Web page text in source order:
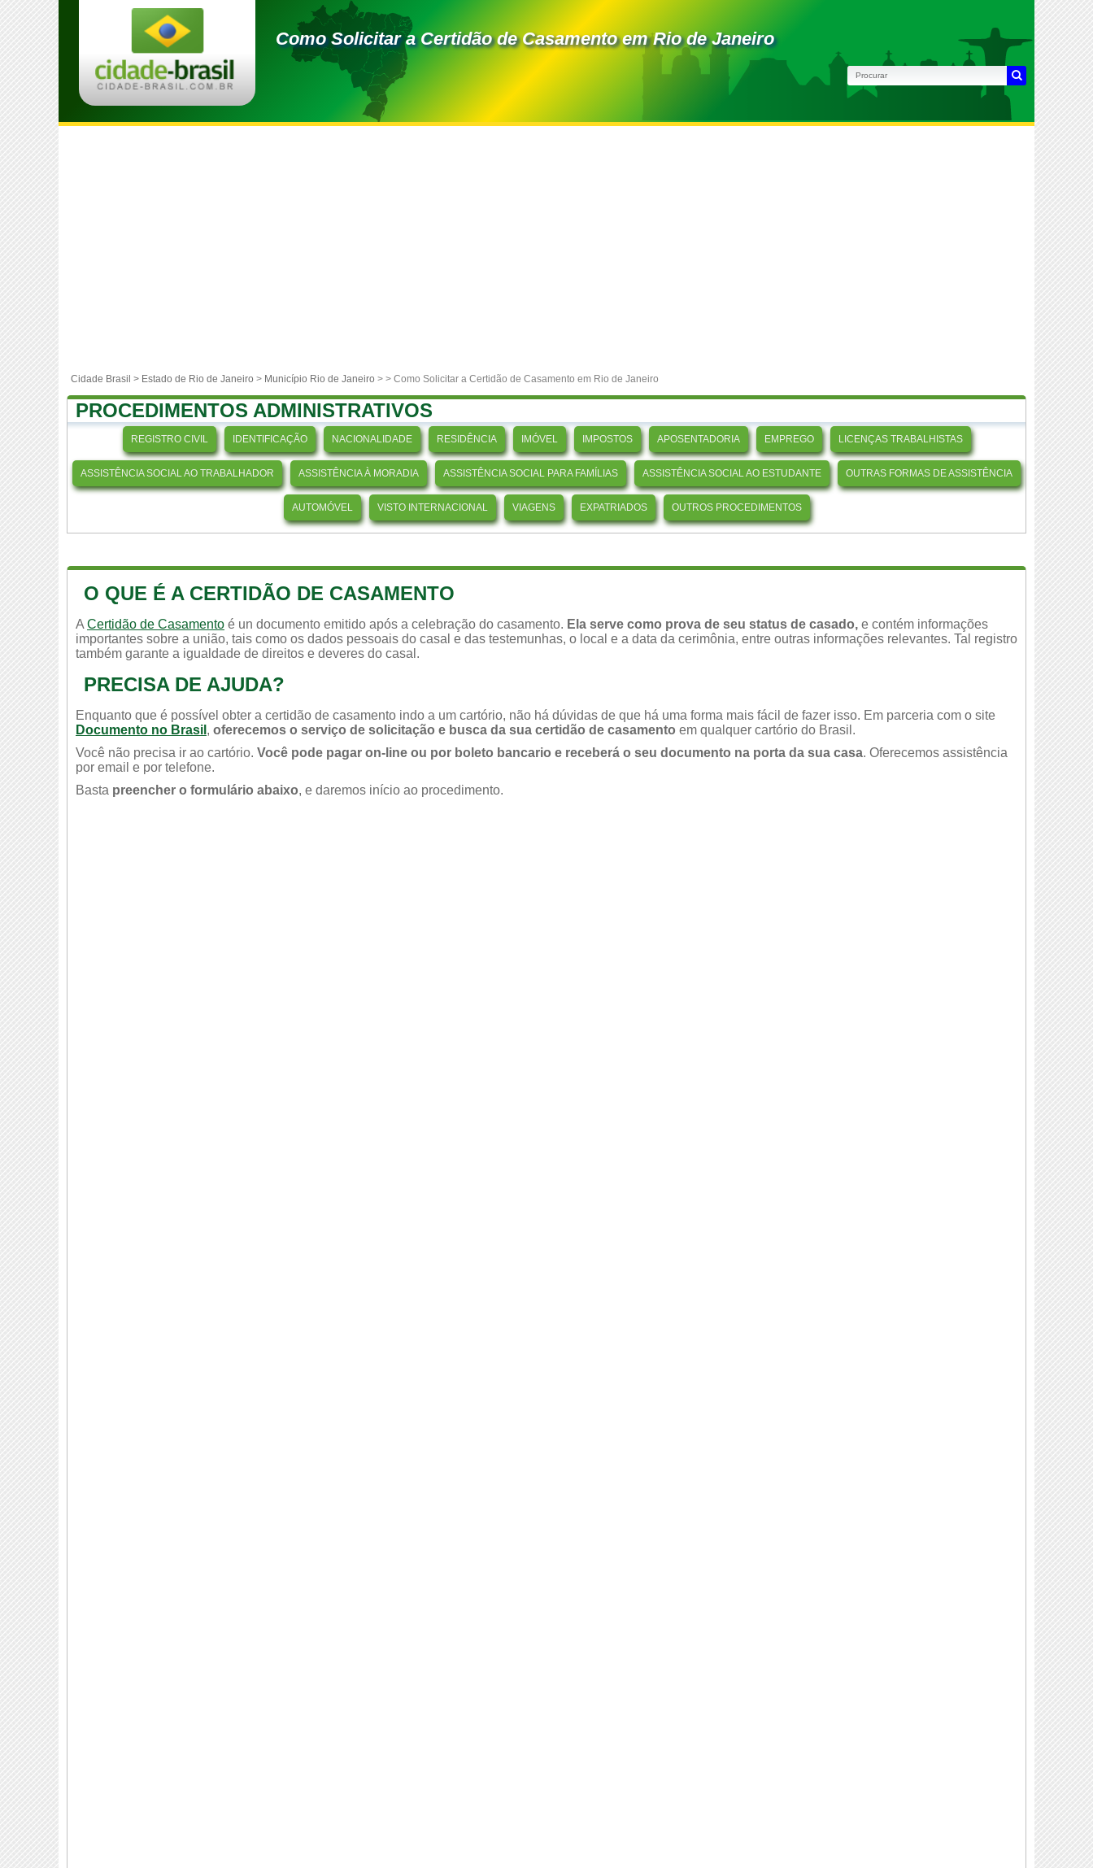
Como Solicitar a Certidão de Casamento em Rio de Janeiro
Cidade Brasil > Estado de Rio de Janeiro > Município Rio de Janeiro > > Como Solicitar a Certidão de Casamento em Rio de Janeiro
PROCEDIMENTOS ADMINISTRATIVOS
REGISTRO CIVIL IDENTIFICAÇÃO NACIONALIDADE RESIDÊNCIA IMÓVEL IMPOSTOS APOSENTADORIA EMPREGO LICENÇAS TRABALHISTAS
ASSISTÊNCIA SOCIAL AO TRABALHADOR ASSISTÊNCIA À MORADIA ASSISTÊNCIA SOCIAL PARA FAMÍLIAS ASSISTÊNCIA SOCIAL AO ESTUDANTE OUTRAS FORMAS DE ASSISTÊNCIA
AUTOMÓVEL VISTO INTERNACIONAL VIAGENS EXPATRIADOS OUTROS PROCEDIMENTOS
O QUE É A CERTIDÃO DE CASAMENTO
A Certidão de Casamento é un documento emitido após a celebração do casamento. Ela serve como prova de seu status de casado, e contém informações
importantes sobre a união, tais como os dados pessoais do casal e das testemunhas, o local e a data da cerimônia, entre outras informações relevantes. Tal registro
também garante a igualdade de direitos e deveres do casal.
PRECISA DE AJUDA?
Enquanto que é possível obter a certidão de casamento indo a um cartório, não há dúvidas de que há uma forma mais fácil de fazer isso. Em parceria com o site
Documento no Brasil , oferecemos o serviço de solicitação e busca da sua certidão de casamento em qualquer cartório do Brasil.
Você não precisa ir ao cartório. Você pode pagar on-line ou por boleto bancario e receberá o seu documento na porta da sua casa. Oferecemos assistência
por email e por telefone.
Basta preencher o formulário abaixo, e daremos início ao procedimento.